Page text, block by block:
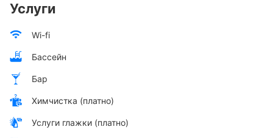
Услуги
Wi-fi
Бассейн
Бар
Химчистка (платно)
Услуги глажки (платно)